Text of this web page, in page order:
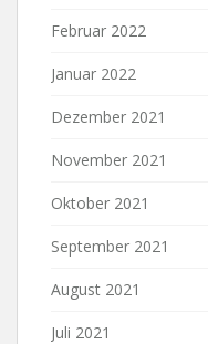
Februar 2022
Januar 2022
Dezember 2021
November 2021
Oktober 2021
September 2021
August 2021
Juli 2021